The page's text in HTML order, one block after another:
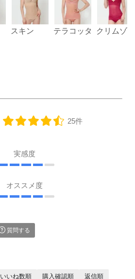
スキン テラコッタ クリムゾン
25件
実感度
オススメ度
質問する
いいね数順 購入確認順
返信順